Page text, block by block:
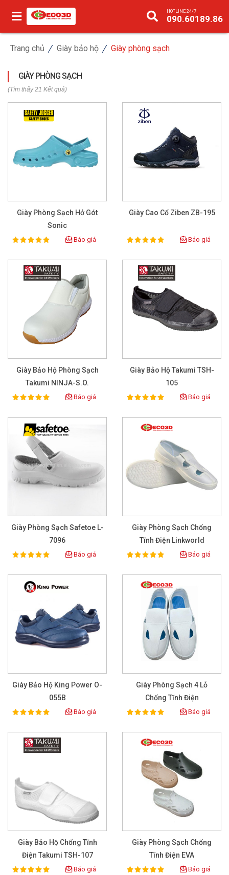
HOTLINE 24/7
090.60189.86
Trang chủ Giày bảo hộ Giày phòng sạch
GIÀY PHÒNG SẠCH
(Tìm thấy 21 Kết quả)
Giày Phòng Sạch Hở Gót
Sonic
Rating:
100% Báo giá
Giày Cao Cổ Ziben ZB-195
Rating:
100% Báo giá
Giày Bảo Hộ Phòng Sạch
Takumi NINJA-S.O.
Rating:
100% Báo giá
Giày Bảo Hộ Takumi TSH-
105
Rating:
100% Báo giá
Giày Phòng Sạch Safetoe L-
7096
Rating:
100% Báo giá
Giày Phòng Sạch Chống
Tĩnh Điện Linkworld
Rating:
100% Báo giá
Giày Bảo Hộ King Power O-
055B
Rating:
100% Báo giá
Giày Phòng Sạch 4 Lỗ
Chống Tĩnh Điện
Rating:
100% Báo giá
Giày Bảo Hộ Chống Tĩnh
Điện Takumi TSH-107
Rating:
100% Báo giá
Giày Phòng Sạch Chống
Tĩnh Điện EVA
Rating:
100% Báo giá